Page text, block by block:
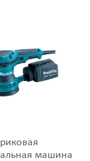
машина